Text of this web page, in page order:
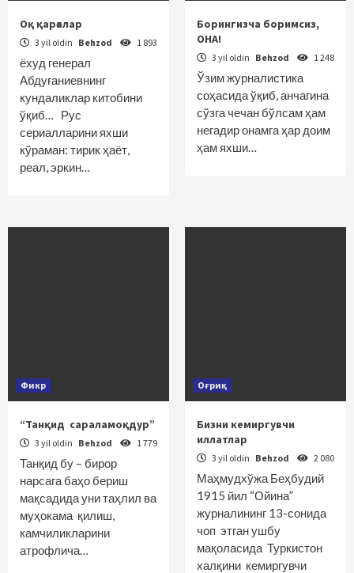
Оқ қарғалар
3 yil oldin Behzod 1 893
ёхуд генерал
Абдуғаниевнинг
кундаликлар китобини
ўқиб… Рус
сериалларини яхши
кўраман: тирик ҳаёт,
реал, эркин…
Борингизча боримсиз,
ОНА!
3 yil oldin Behzod 1 248
Ўзим журналистика
соҳасида ўқиб, анчагина
сўзга чечан бўлсам ҳам
негадир онамга ҳар доим
ҳам яхши…
Фикр
“Танқид сараламоқдур”
3 yil oldin Behzod 1 779
Танқид бу – бирор
нарсага баҳо бериш
мақсадида уни таҳлил ва
муҳокама қилиш,
камчилик­ларини
атрофлича…
Оғриқ
Бизни кемиргувчи
иллатлар
3 yil oldin Behzod 2 080
Маҳмудхўжа Беҳбудий
1915 йил “Ойина”
журналининг 13-сонида
чоп этган ушбу
мақоласида Туркис­тон
халқини кемиргувчи